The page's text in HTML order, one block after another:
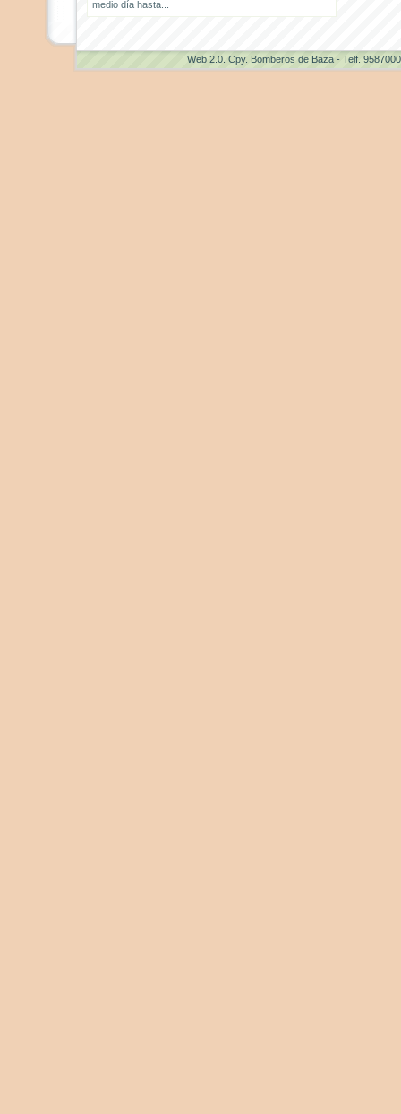
medio día hasta...
Web 2.0 . Cpy. Bomberos de Baza - Telf.